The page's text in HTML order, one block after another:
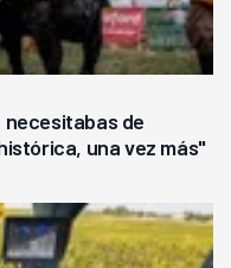
necesitabas de
una vez más"